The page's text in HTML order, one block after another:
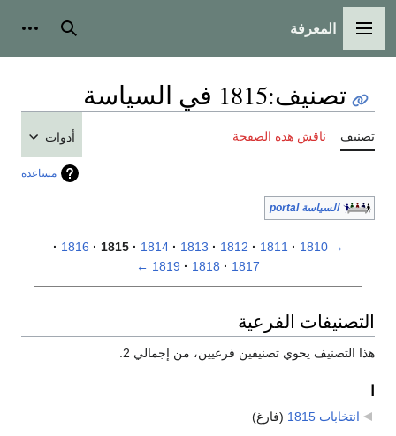
القائمة الرئيسية
المعرفة بحث
تصنيف:1815 في السياسة
تصنيف ناقش هذه الصفحة أدوات
مساعدة
السياسة portal
→
1810
1811
1812
1813
1814
1815
1816
1817
1818
1819
←
التصنيفات الفرعية
هذا التصنيف يحوي تصنيفين فرعيين، من إجمالي 2.
انتخابات 1815 (فارغ)